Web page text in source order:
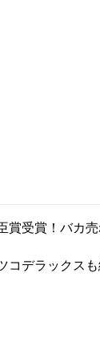
賞受賞！バカ
デラックスも